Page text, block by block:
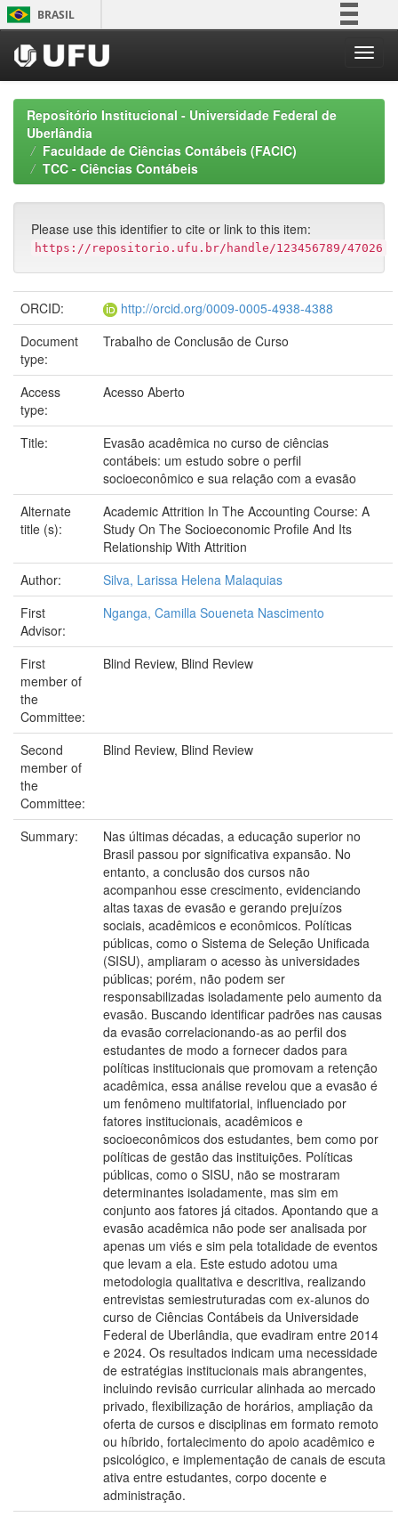
Skip
navigation
BRASIL
Participe
Acesso à informação
Legislação
Repositório Institucional - Universidade Federal de
Uberlândia
Faculdade de Ciências Contábeis (FACIC)
TCC - Ciências Contábeis
Please use this identifier to cite or link to this item:
https://repositorio.ufu.br/handle/123456789/47026
ORCID:
http://orcid.org/0009-0005-4938-4388
Document
type:
Trabalho de Conclusão de Curso
Access
type:
Acesso Aberto
Title:
Evasão acadêmica no curso de ciências
contábeis: um estudo sobre o perfil
socioeconômico e sua relação com a evasão
Alternate
title (s):
Academic Attrition In The Accounting Course: A
Study On The Socioeconomic Profile And Its
Relationship With Attrition
Author:
Silva, Larissa Helena Malaquias
First
Advisor:
Nganga, Camilla Soueneta Nascimento
First
member of
the
Committee:
Blind Review, Blind Review
Second
member of
the
Committee:
Blind Review, Blind Review
Summary:
Nas últimas décadas, a educação superior no
Brasil passou por significativa expansão. No
entanto, a conclusão dos cursos não
acompanhou esse crescimento, evidenciando
altas taxas de evasão e gerando prejuízos
sociais, acadêmicos e econômicos. Políticas
públicas, como o Sistema de Seleção Unificada
(SISU), ampliaram o acesso às universidades
públicas; porém, não podem ser
responsabilizadas isoladamente pelo aumento da
evasão. Buscando identificar padrões nas causas
da evasão correlacionando-as ao perfil dos
estudantes de modo a fornecer dados para
políticas institucionais que promovam a retenção
acadêmica, essa análise revelou que a evasão é
um fenômeno multifatorial, influenciado por
fatores institucionais, acadêmicos e
socioeconômicos dos estudantes, bem como por
políticas de gestão das instituições. Políticas
públicas, como o SISU, não se mostraram
determinantes isoladamente, mas sim em
conjunto aos fatores já citados. Apontando que a
evasão acadêmica não pode ser analisada por
apenas um viés e sim pela totalidade de eventos
que levam a ela. Este estudo adotou uma
metodologia qualitativa e descritiva, realizando
entrevistas semiestruturadas com ex-alunos do
curso de Ciências Contábeis da Universidade
Federal de Uberlândia, que evadiram entre 2014
e 2024. Os resultados indicam uma necessidade
de estratégias institucionais mais abrangentes,
incluindo revisão curricular alinhada ao mercado
privado, flexibilização de horários, ampliação da
oferta de cursos e disciplinas em formato remoto
ou híbrido, fortalecimento do apoio acadêmico e
psicológico, e implementação de canais de escuta
ativa entre estudantes, corpo docente e
administração.